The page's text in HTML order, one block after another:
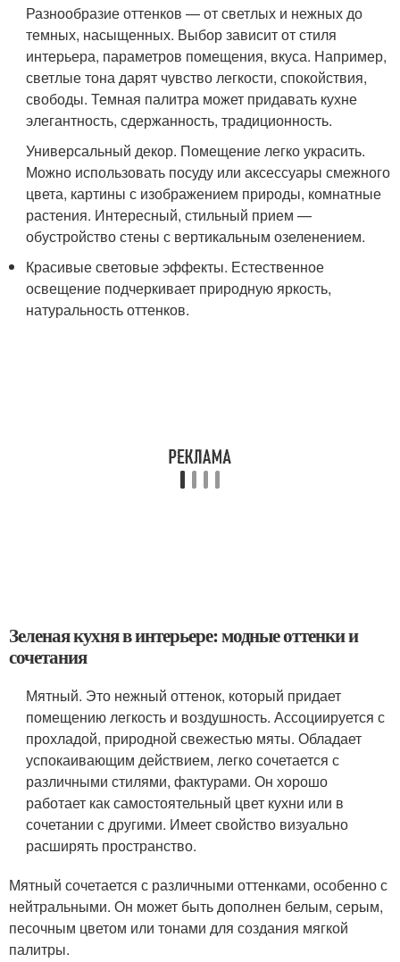
Разнообразие оттенков — от светлых и нежных до
темных, насыщенных. Выбор зависит от стиля
интерьера, параметров помещения, вкуса. Например,
светлые тона дарят чувство легкости, спокойствия,
свободы. Темная палитра может придавать кухне
элегантность, сдержанность, традиционность.
Универсальный декор. Помещение легко украсить.
Можно использовать посуду или аксессуары смежного
цвета, картины с изображением природы, комнатные
растения. Интересный, стильный прием —
обустройство стены с вертикальным озеленением.
Красивые световые эффекты. Естественное
освещение подчеркивает природную яркость,
натуральность оттенков.
Зеленая кухня в интерьере: модные оттенки и
сочетания
Мятный. Это нежный оттенок, который придает
помещению легкость и воздушность. Ассоциируется с
прохладой, природной свежестью мяты. Обладает
успокаивающим действием, легко сочетается с
различными стилями, фактурами. Он хорошо
работает как самостоятельный цвет кухни или в
сочетании с другими. Имеет свойство визуально
расширять пространство.
Мятный сочетается с различными оттенками, особенно с
нейтральными. Он может быть дополнен белым, серым,
песочным цветом или тонами для создания мягкой
палитры.